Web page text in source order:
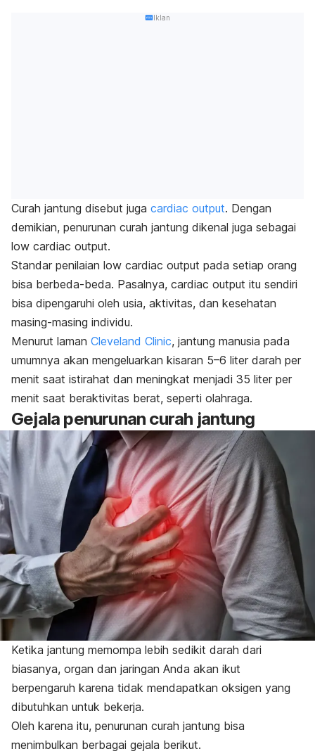
Iklan
Curah jantung disebut juga cardiac output. Dengan
demikian, penurunan curah jantung dikenal juga sebagai
low cardiac output.
Standar penilaian low cardiac output pada setiap orang
bisa berbeda-beda. Pasalnya, cardiac output itu sendiri
bisa dipengaruhi oleh usia, aktivitas, dan kesehatan
masing-masing individu.
Menurut laman Cleveland Clinic, jantung manusia pada
umumnya akan mengeluarkan kisaran 5–6 liter darah per
menit saat istirahat dan meningkat menjadi 35 liter per
menit saat beraktivitas berat, seperti olahraga.
Gejala penurunan curah jantung
Ketika jantung memompa lebih sedikit darah dari
biasanya, organ dan jaringan Anda akan ikut
berpengaruh karena tidak mendapatkan oksigen yang
dibutuhkan untuk bekerja.
Oleh karena itu, penurunan curah jantung bisa
menimbulkan berbagai gejala berikut.